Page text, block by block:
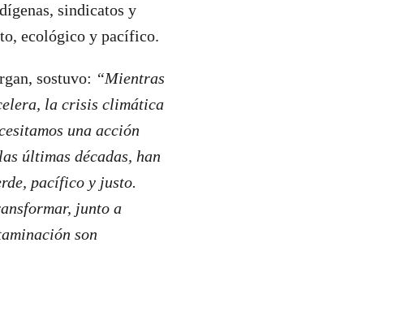
sindicatos y
ecológico y pacífico.
sostuvo: “Mientras
la crisis climática
una acción
últimas décadas, han
pacífico y justo.
junto a
son